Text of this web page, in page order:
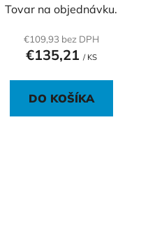
Tovar na objednávku.
€109,93 bez DPH
€135,21 / KS
DO KOŠÍKA